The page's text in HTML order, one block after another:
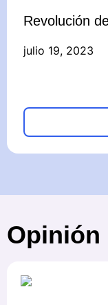
Revolución
julio 19, 2023
Opinión